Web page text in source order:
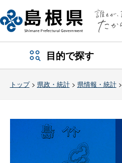
目的で探す
トップ> 県政・統計> 県情報・統計>